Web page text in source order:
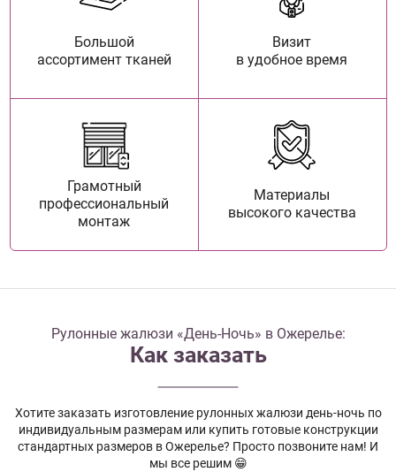
Большой
ассортимент тканей
Визит
в удобное время
Грамотный
профессиональный
монтаж
Материалы
высокого качества
Рулонные жалюзи «День-Ночь» в Ожерелье:
Как заказать
Хотите заказать изготовление рулонных жалюзи день-ночь по
индивидуальным размерам или купить готовые конструкции
стандартных размеров в Ожерелье? Просто позвоните нам! И
мы все решим 😁